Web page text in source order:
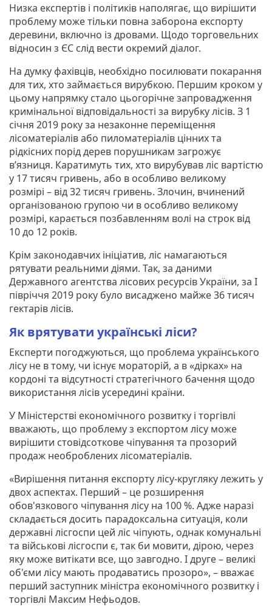
Низка експертів і політиків наполягає, що вирішити
проблему може тільки повна заборона експорту
деревини, включно із дровами. Щодо торговельних
відносин з ЄС слід вести окремий діалог.
На думку фахівців, необхідно посилювати покарання
для тих, хто займається вирубкою. Першим кроком у
цьому напрямку стало цьогорічне запровадження
кримінальної відповідальності за вирубку лісів. З 1
січня 2019 року за незаконне переміщення
лісоматеріалів або пиломатеріалів цінних та
рідкісних порід дерев порушникам загрожує
в’язниця. Каратимуть тих, хто вирубував ліс вартістю
у 17 тисяч гривень, або в особливо великому
розмірі – від 32 тисяч гривень. Злочин, вчинений
організованою групою чи в особливо великому
розмірі, карається позбавленням волі на строк від
10 до 12 років.
Крім законодавчих ініціатив, ліс намагаються
рятувати реальними діями. Так, за даними
Державного агентства лісових ресурсів України, за І
півріччя 2019 року було висаджено майже 36 тисяч
гектарів лісів.
Як врятувати українські ліси?
Експерти погоджуються, що проблема українського
лісу не в тому, чи існує мораторій, а в «дірках» на
кордоні та відсутності стратегічного бачення щодо
використання лісів усередині країни.
У Міністерстві економічного розвитку і торгівлі
вважають, що проблему з експортом лісу може
вирішити стовідсоткове чіпування та прозорий
продаж необроблених лісоматеріалів.
«Вирішення питання експорту лісу-кругляку лежить у
двох аспектах. Перший – це розширення
обов'язкового чіпування лісу на 100 %. Адже наразі
складається досить парадоксальна ситуація, коли
державні лісгоспи цей ліс чіпують, однак комунальні
та військові лісгоспи є, так би мовити, дірою, через
яку може витікати все, що завгодно. І друге – великі
об'єми лісу мають продаватись прозоро», – вважає
перший заступник міністра економічного розвитку і
торгівлі Максим Нефьодов.